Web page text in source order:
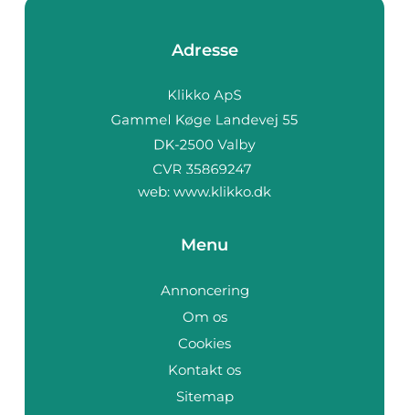
Adresse
web: www.klikko.dk
Menu
Annoncering
Om os
Cookies
Kontakt os
Sitemap